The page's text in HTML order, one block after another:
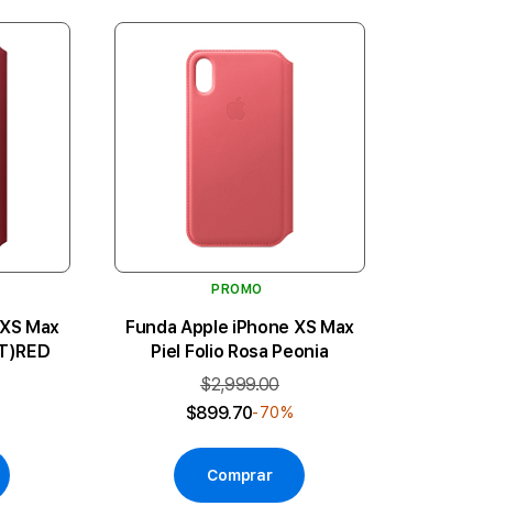
Max
PROMO
Funda Apple iPhone XS Max
Piel Folio Rosa Peonia
$2,999.00
$899.70-70%
Comprar